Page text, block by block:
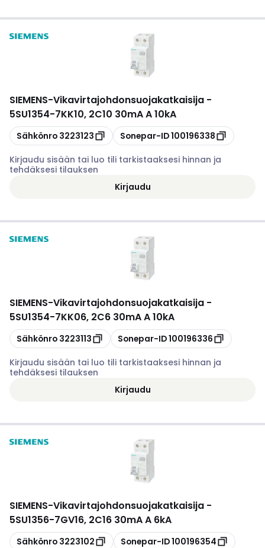
SIEMENS-Vikavirtajohdonsuojakatkaisija -
5SU1354-7KK10, 2C10 30mA A 10kA
Kopioi
Sähkönro 3223123 Kopioi
Sonepar-ID100196338
Kirjaudu sisään tai luo tili tarkistaaksesi hinnan ja
tehdäksesi tilauksen
Kirjaudu
SIEMENS-Vikavirtajohdonsuojakatkaisija -
5SU1354-7KK06, 2C6 30mA A 10kA
Kopioi
Sähkönro 3223113 Kopioi
Sonepar-ID100196336
Kirjaudu sisään tai luo tili tarkistaaksesi hinnan ja
tehdäksesi tilauksen
Kirjaudu
SIEMENS-Vikavirtajohdonsuojakatkaisija -
5SU1356-7GV16, 2C16 30mA A 6kA
Kopioi
Sähkönro 3223102 Kopioi
Sonepar-ID100196354